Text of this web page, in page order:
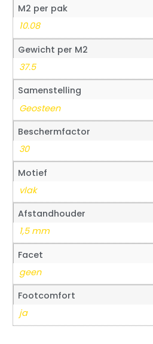
M2 per pak
10.08
Gewicht per M2
37.5
Samenstelling
Geosteen
Beschermfactor
30
Motief
vlak
Afstandhouder
1,5 mm
Facet
geen
Footcomfort
ja